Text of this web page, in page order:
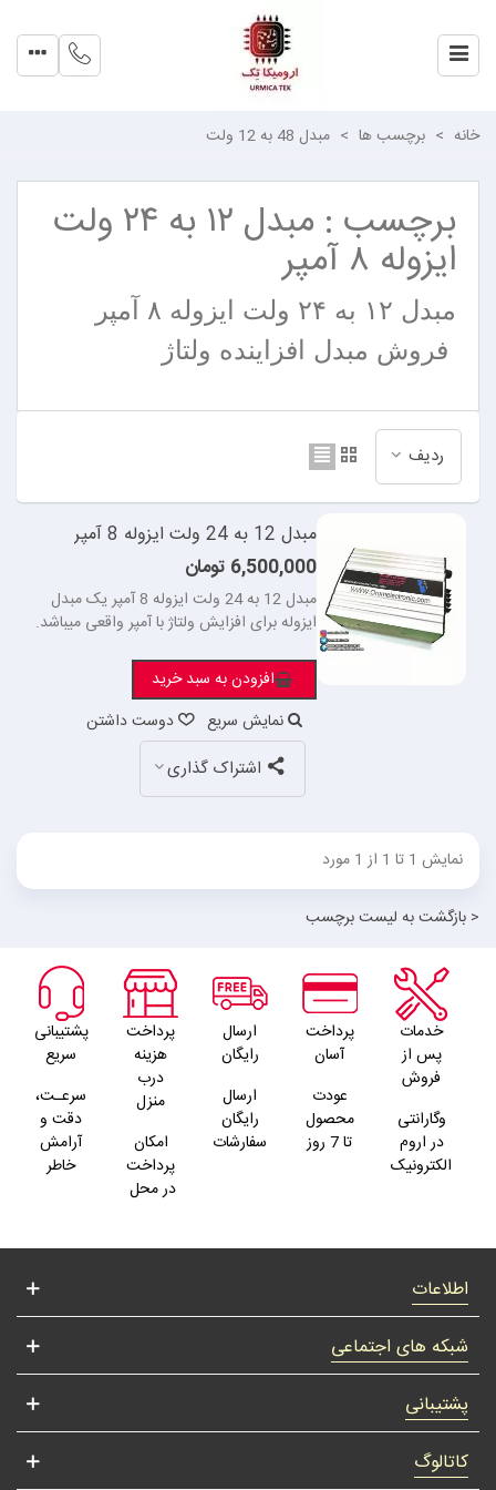
خانه > برچسب ها > مبدل 48 به 12 ولت
برچسب : مبدل ۱۲ به ۲۴ ولت
ایزوله ۸ آمپر
مبدل ۱۲ به ۲۴ ولت ایزوله ۸ آمپر
فروش مبدل افزاینده ولتاژ
ردیف
مبدل 12 به 24 ولت ایزوله 8 آمپر
6,500,000 تومان
مبدل 12 به 24 ولت ایزوله 8 آمپر یک مبدل
ایزوله برای افزایش ولتاژ با آمپر واقعی میباشد.
افزودن به سبد خرید
نمایش سریع
دوست داشتن
اشتراک گذاری
نمایش 1 تا 1 از 1 مورد
< بازگشت به لیست برچسب
خدمات
پس از
فروش
وگارانتی
در اروم
الکترونیک
پرداخت
آسان
عودت
محصول
تا 7 روز
ارسال
رایگان
ارسال
رایگان
سفارشات
پرداخت
هزینه
درب
منزل
امکان
پرداخت
در محل
پشتیبانی
سریع
سرعـت،
دقت و
آرامش
خاطر
اطلاعات
شبکه های اجتماعی
پشتیبانی
کاتالوگ